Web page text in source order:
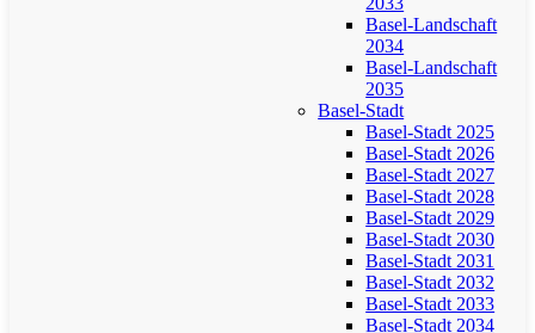
Basel-Landschaft
2034
Basel-Landschaft
2035
Basel-Stadt
Basel-Stadt 2025
Basel-Stadt 2026
Basel-Stadt 2027
Basel-Stadt 2028
Basel-Stadt 2029
Basel-Stadt 2030
Basel-Stadt 2031
Basel-Stadt 2032
Basel-Stadt 2033
Basel-Stadt 2034